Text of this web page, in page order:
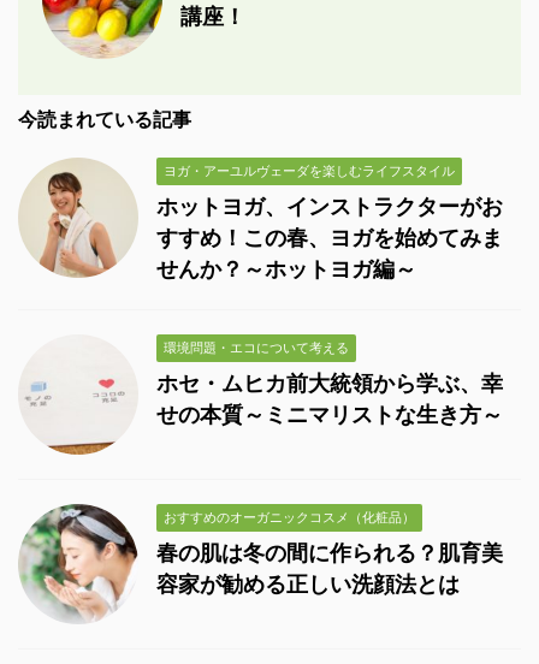
講座！
今読まれている記事
ヨガ・アーユルヴェーダを楽しむライフスタイル
ホットヨガ、インストラクターがお
すすめ！この春、ヨガを始めてみま
せんか？～ホットヨガ編～
環境問題・エコについて考える
ホセ・ムヒカ前大統領から学ぶ、幸
せの本質～ミニマリストな生き方～
おすすめのオーガニックコスメ（化粧品）
春の肌は冬の間に作られる？肌育美
容家が勧める正しい洗顔法とは